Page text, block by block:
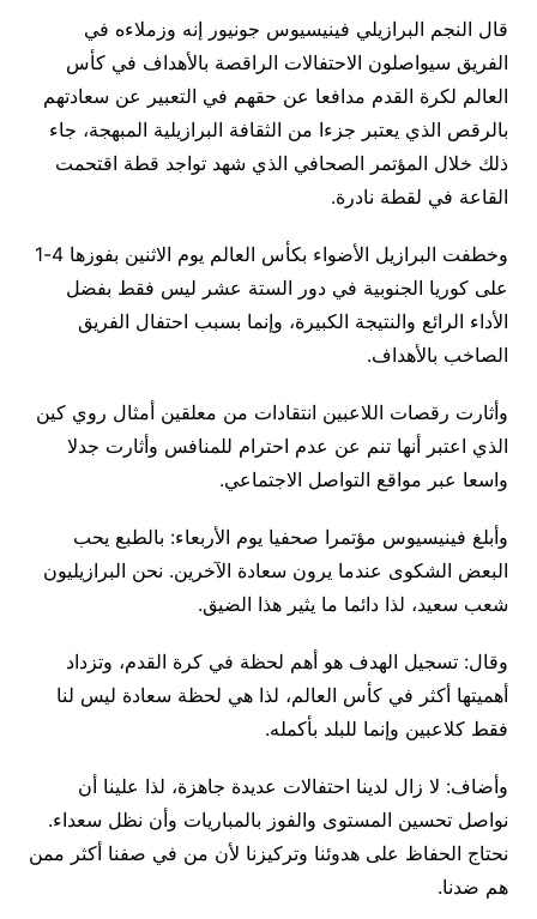
قال النجم البرازيلي فينيسيوس جونيور إنه وزملاءه في
الفريق سيواصلون الاحتفالات الراقصة بالأهداف في كأس
العالم لكرة القدم مدافعا عن حقهم في التعبير عن سعادتهم
بالرقص الذي يعتبر جزءا من الثقافة البرازيلية المبهجة، جاء
ذلك خلال المؤتمر الصحافي الذي شهد تواجد قطة اقتحمت
القاعة في لقطة نادرة.
وخطفت البرازيل الأضواء بكأس العالم يوم الاثنين بفوزها 4-1
على كوريا الجنوبية في دور الستة عشر ليس فقط بفضل
الأداء الرائع والنتيجة الكبيرة، وإنما بسبب احتفال الفريق
الصاخب بالأهداف.
وأثارت رقصات اللاعبين انتقادات من معلقين أمثال روي كين
الذي اعتبر أنها تنم عن عدم احترام للمنافس وأثارت جدلا
واسعا عبر مواقع التواصل الاجتماعي.
وأبلغ فينيسيوس مؤتمرا صحفيا يوم الأربعاء: بالطبع يحب
البعض الشكوى عندما يرون سعادة الآخرين. نحن البرازيليون
شعب سعيد، لذا دائما ما يثير هذا الضيق.
وقال: تسجيل الهدف هو أهم لحظة في كرة القدم، وتزداد
أهميتها أكثر في كأس العالم، لذا هي لحظة سعادة ليس لنا
فقط كلاعبين وإنما للبلد بأكمله.
وأضاف: لا زال لدينا احتفالات عديدة جاهزة، لذا علينا أن
نواصل تحسين المستوى والفوز بالمباريات وأن نظل سعداء.
نحتاج الحفاظ على هدوئنا وتركيزنا لأن من في صفنا أكثر ممن
هم ضدنا.